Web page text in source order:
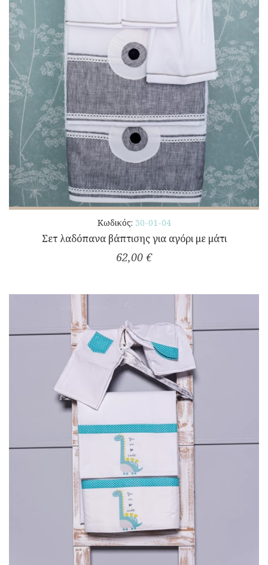
Κωδικός: 30-01-04
Σετ λαδόπανα βάπτισης για αγόρι με μάτι
62,00 €